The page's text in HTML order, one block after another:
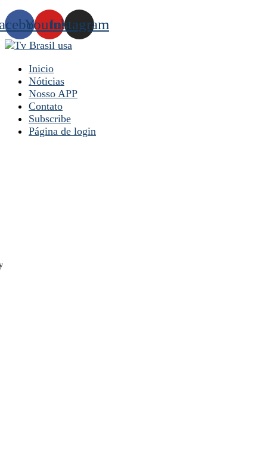
YoutubeInstagram
Inicio
Nóticias
Nosso APP
Contato
Subscribe
Página de login